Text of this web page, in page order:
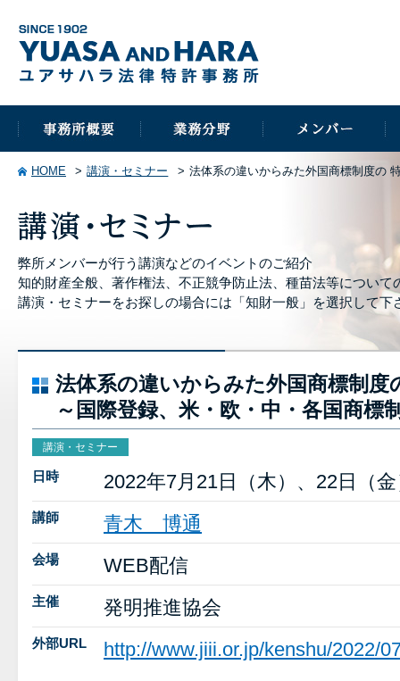
HOME 講演・セミナー 法体系の違いからみた外国商標制度の
弊所メンバーが行う講演などのイベントのご紹介
知的財産全般、著作権法、不正競争防止法、種苗法等について
講演・セミナーをお探しの場合には「知財一般」を選択して下
法体系の違いからみた外国商標制度
～国際登録、米・欧・中・各国商標
講演・セミナー
日時 2022年7月21日（木）、22日（
講師 青木 博通
会場 WEB配信
主催 発明推進協会
外部URL http://www.jiii.or.jp/kenshu/2022/